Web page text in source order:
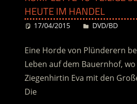
HEUTE IM HANDEL
17/04/2015 Desiree
DVD/BD
Eine Horde von Plünderern
Leben auf dem Bauernhof,
Ziegenhirtin Eva mit den
Die